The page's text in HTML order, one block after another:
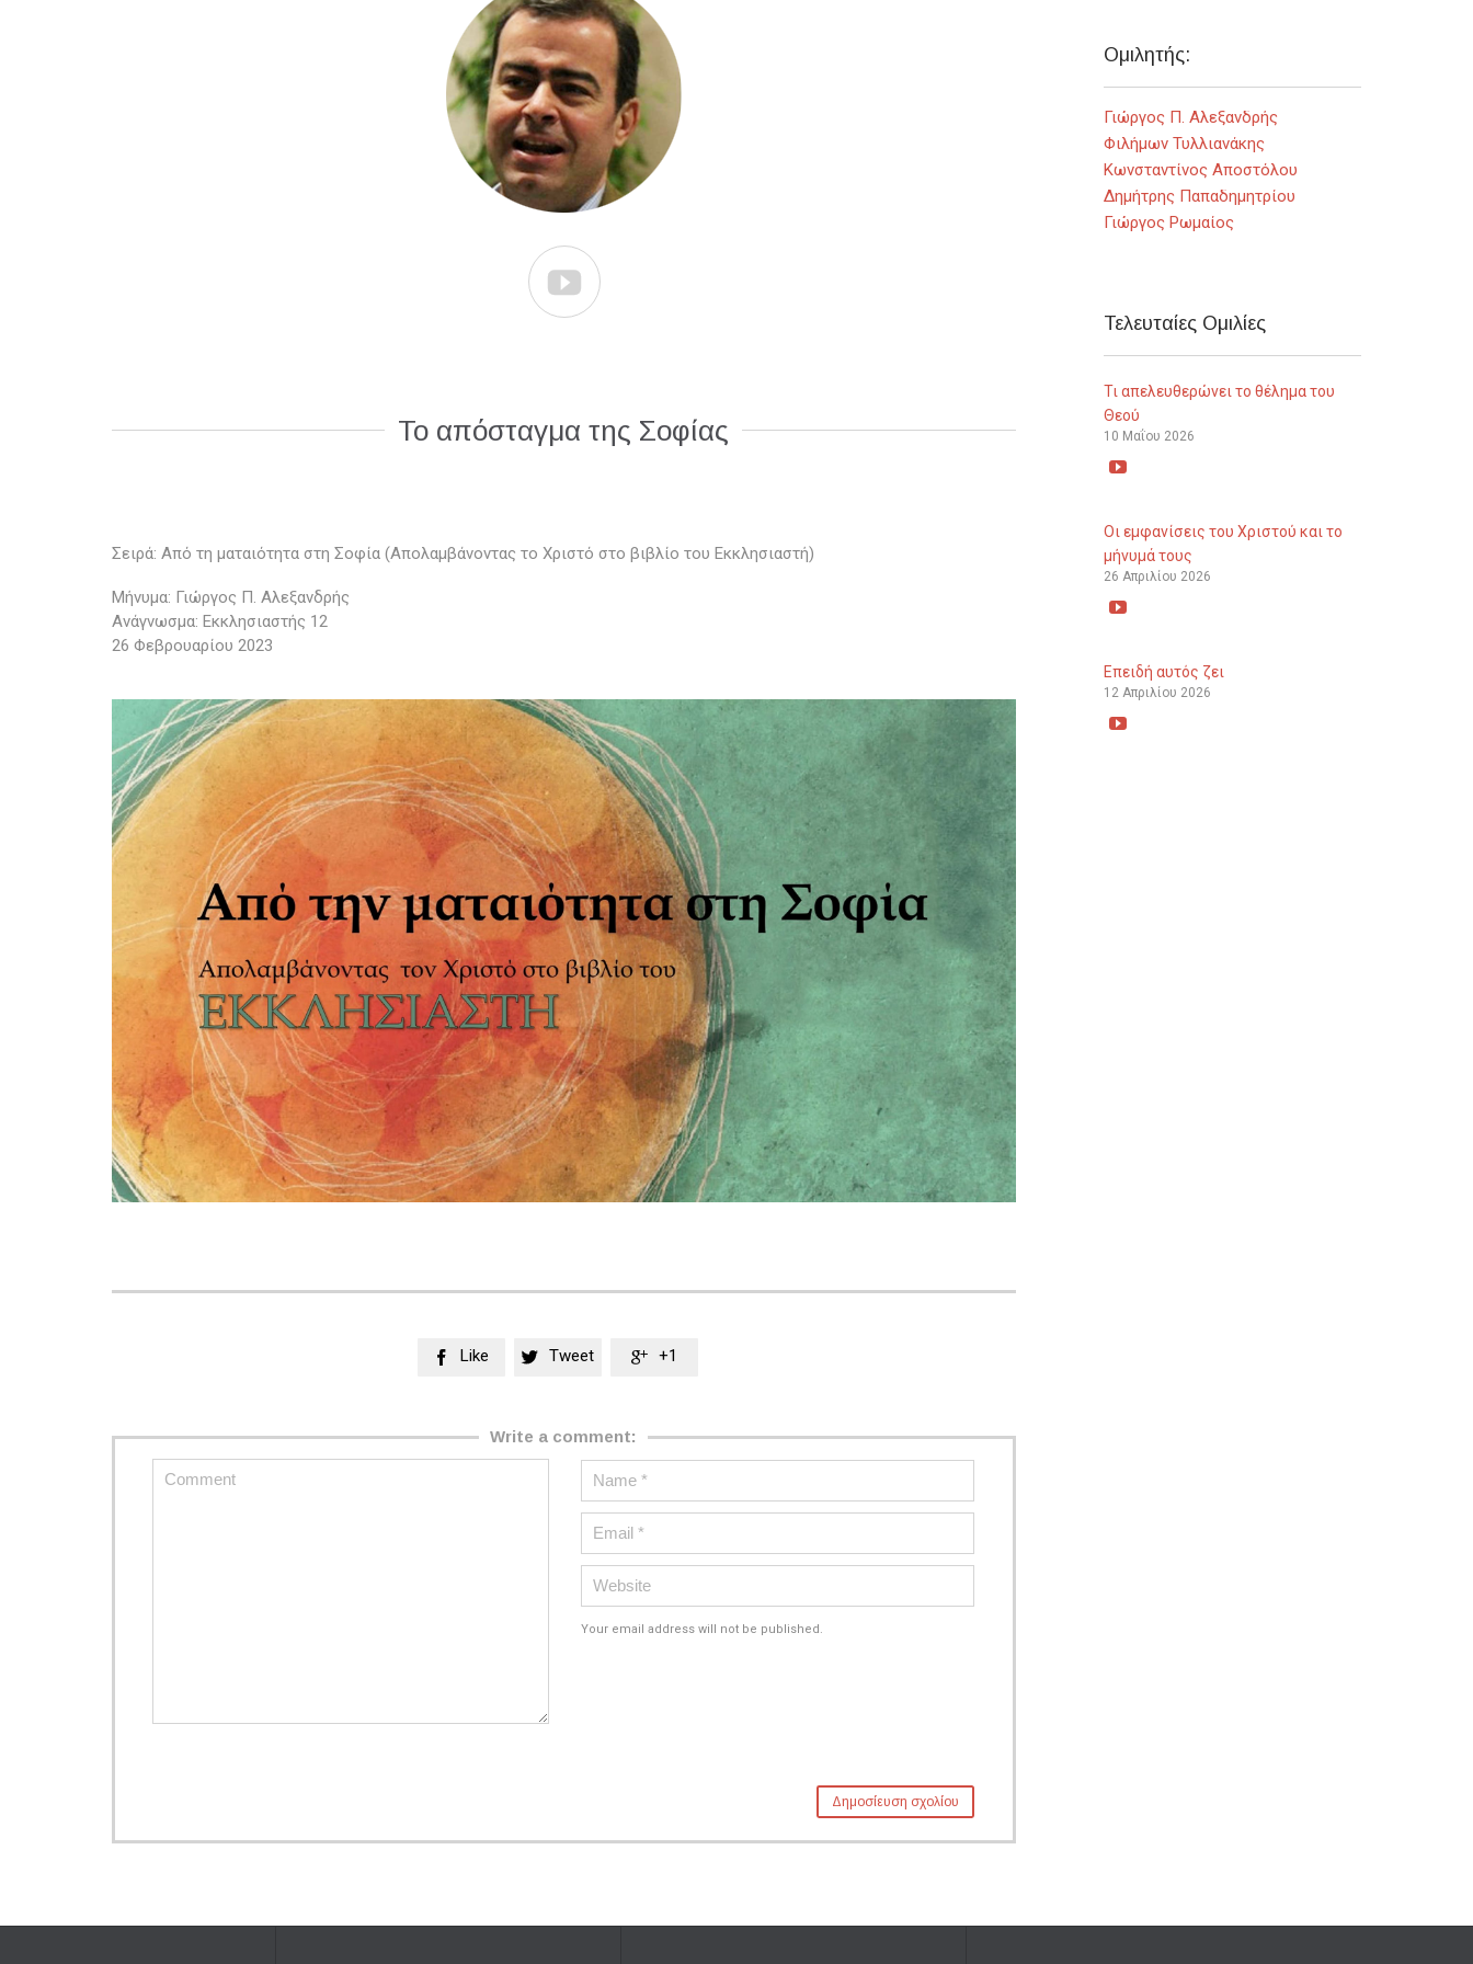

Το απόσταγμα της Σοφίας
Σειρά: Από τη ματαιότητα στη Σοφία (Απολαμβάνοντας το Χριστό στο βιβλίο του Εκκλησιαστή)
Μήνυμα: Γιώργος Π. Αλεξανδρής
Ανάγνωσμα: Εκκλησιαστής 12
26 Φεβρουαρίου 2023
 Like  Tweet  +1
Write a comment:
Your email address will not be published.
Ομιλητής:
Γιώργος Π. Αλεξανδρής
Φιλήμων Τυλλιανάκης
Κωνσταντίνος Αποστόλου
Δημήτρης Παπαδημητρίου
Γιώργος Ρωμαίος
Τελευταίες Ομιλίες
Τι απελευθερώνει το θέλημα του
Θεού
10 Μαΐου 2026

Οι εμφανίσεις του Χριστού και το
μήνυμά τους
26 Απριλίου 2026

Επειδή αυτός ζει
12 Απριλίου 2026
